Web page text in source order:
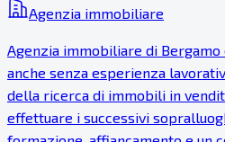
Agenzia immobiliare
Agenzia immobiliare di
anche senza esperienza
della ricerca di immobili in
effettuare i successivi